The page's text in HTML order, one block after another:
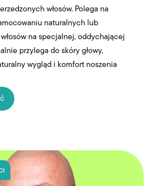
włosów. Polega na
naturalnych lub
na specjalnej, oddychającej
przylega do skóry głowy,
wygląd i komfort noszenia